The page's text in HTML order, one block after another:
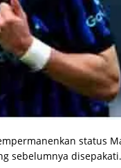
status
sebelumnya disepakati.